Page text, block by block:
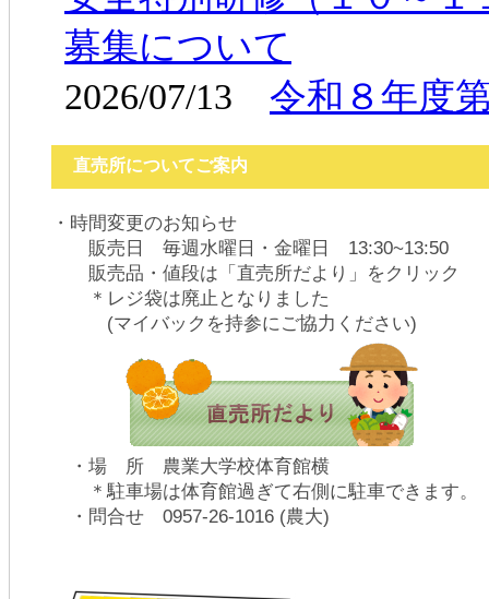
直売所についてご案内
・時間変更のお知らせ
販売日 毎週水曜日・金曜日 13:30~13:50
販売品・値段は「直売所だより」をクリック
＊レジ袋は廃止となりました
(マイバックを持参にご協力ください)
・場 所 農業大学校体育館横
＊駐車場は体育館過ぎて右側に駐車できます。
・問合せ 0957-26-1016 (農大)